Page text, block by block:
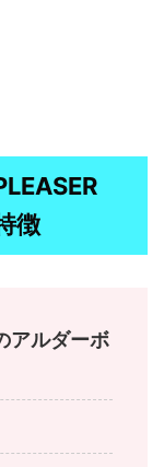
徴
アルダーボ